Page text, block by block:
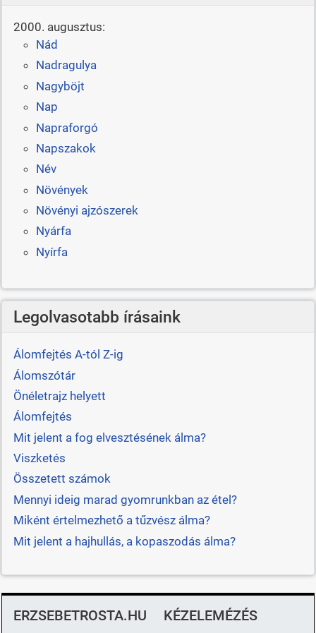
2000. augusztus:
Nád
Nadragulya
Nagyböjt
Nap
Napraforgó
Napszakok
Név
Növények
Növényi ajzószerek
Nyárfa
Nyírfa
Legolvasotabb írásaink
Álomfejtés A-tól Z-ig
Álomszótár
Önéletrajz helyett
Álomfejtés
Mit jelent a fog elvesztésének álma?
Viszketés
Összetett számok
Mennyi ideig marad gyomrunkban az étel?
Miként értelmezhető a tűzvész álma?
Mit jelent a hajhullás, a kopaszodás álma?
ERZSEBETROSTA.HU KÉZELEMÉZÉS